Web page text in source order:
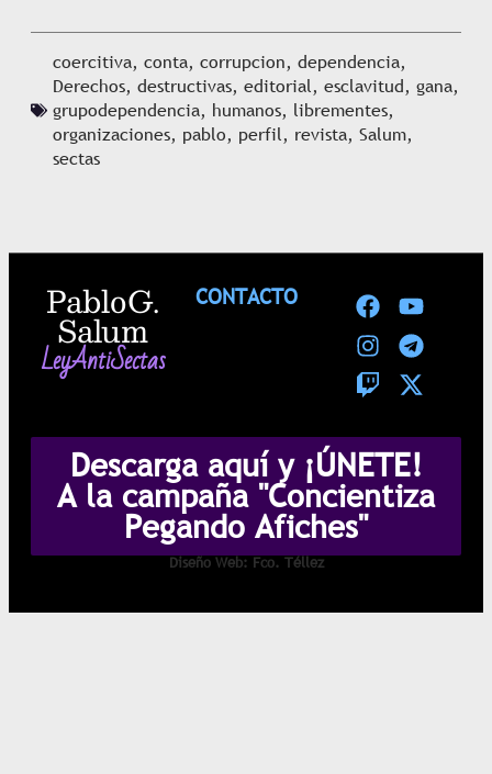
coercitiva, conta, corrupcion, dependencia,
Derechos, destructivas, editorial, esclavitud, gana,
grupodependencia, humanos, librementes,
organizaciones, pablo, perfil, revista, Salum,
sectas
CONTACTO
Pablo G.
Salum
LeyAntiSectas
Descarga aquí y ¡ÚNETE!
A la campaña "Concientiza
Pegando Afiches"
Diseño Web: Fco. Téllez